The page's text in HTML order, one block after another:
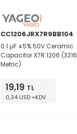
CC1206JRX7R9BB104
0.1 µF ±5% 50V Ceramic
Capacitor X7R 1206 (3216
Metric)
19,19 TL
0,34 USD +KDV